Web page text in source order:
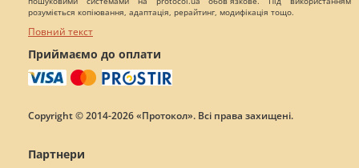
розуміється копіювання, адаптація, рерайтинг, модифікація тощо.
Повний текст
Приймаємо до оплати
Copyright © 2014-2026 «Протокол». Всі права захищені.
Партнери